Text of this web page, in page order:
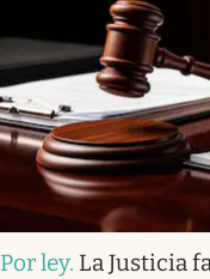
Por ley. La Justicia